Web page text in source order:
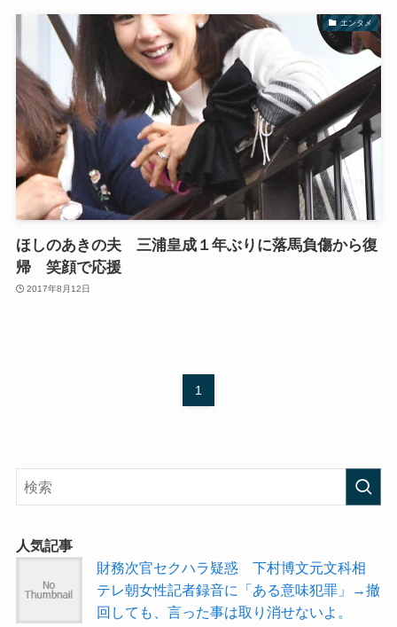
エンタメ
ほしのあきの夫 三浦皇成１年ぶりに落馬負傷から復
帰 笑顔で応援
2017年8月12日
1
人気記事
財務次官セクハラ疑惑 下村博文元文科相
テレ朝女性記者録音に「ある意味犯罪」→撤
回しても、言った事は取り消せないよ。